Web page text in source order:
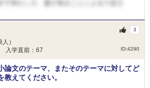
）
入学直前：67
ID:4290
3
論文のテーマ、またそのテーマに対してど
えてください。